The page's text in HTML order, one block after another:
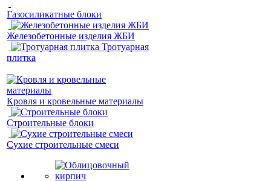
Газосиликатные блоки
Железобетонные изделия ЖБИ
Тротуарная
плитка
Кровля и кровельные материалы
Строительные блоки
Сухие строительные смеси